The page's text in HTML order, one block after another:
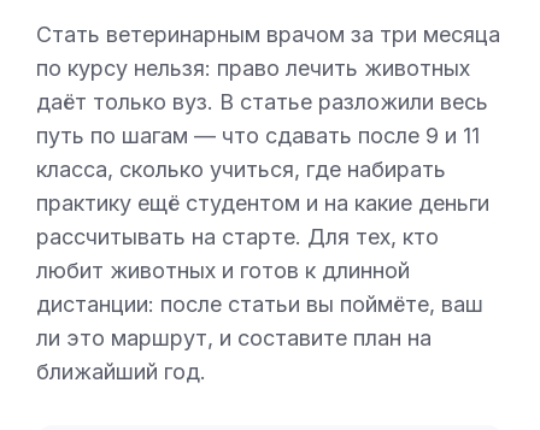
Стать ветеринарным врачом за три месяца
по курсу нельзя: право лечить животных
даёт только вуз. В статье разложили весь
путь по шагам — что сдавать после 9 и 11
класса, сколько учиться, где набирать
практику ещё студентом и на какие деньги
рассчитывать на старте. Для тех, кто
любит животных и готов к длинной
дистанции: после статьи вы поймёте, ваш
ли это маршрут, и составите план на
ближайший год.